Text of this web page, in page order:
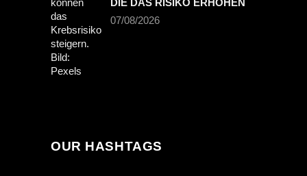
DIE DAS RISIKO ERHÖHEN
07/08/2026
OUR HASHTAGS